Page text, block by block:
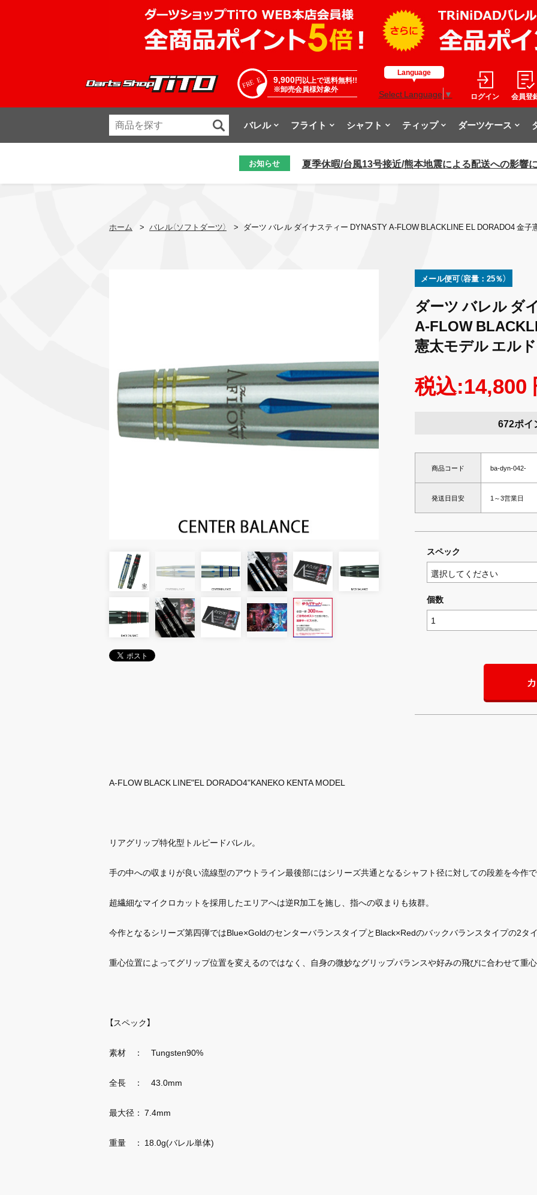
9,900円以上で送料無料!!
※卸売会員様対象外
Language
Select Language ▼ ログイン 会員登
バレル フライト シャフト ティップ ダーツケース
お知らせ 夏季休暇/台風13号接近/熊本地震による配送への影響
ホーム > バレル（ソフトダーツ） > ダーツ バレル ダイナスティー DYNASTY A-FLOW BLACKLINE EL DORADO4 金子
メール便可（容量：25％）
ダーツ バレル ダ
A-FLOW
憲太モデル エル
税込:14,800
672ポイ
商品コード ba-dyn-042-
発送日目安 1～3営業日
スペック
個数
A-FLOW BLACK LINE"EL DORADO4"KANEKO KENTA MODEL
リアグリップ特化型トルピードバレル。
手の中への収まりが良い流線型のアウトライン最後部にはシリーズ共通となるシャフト径に対しての段差を今作で
超繊細なマイクロカットを採用したエリアへは逆R加工を施し、指への収まりも抜群。
今作となるシリーズ第四弾ではBlue×GoldのセンターバランスタイプとBlack×Redのバックバランスタイプの2タイ
重心位置によってグリップ位置を変えるのではなく、自身の微妙なグリップバランスや好みの飛びに合わせて重心
【スペック】
素材 ： Tungsten90%
全長 ： 43.0mm
最大径： 7.4mm
重量 ： 18.0g(バレル単体)